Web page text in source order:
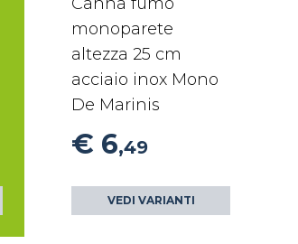
monoparete
altezza 25 cm
acciaio inox Mono
De Marinis
€ 6,49
VEDI VARIANTI